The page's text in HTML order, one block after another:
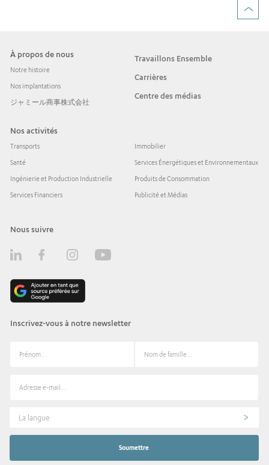
À propos de nous
Notre histoire
Nos implantations
ジャミール商事株式会社
Travaillons Ensemble
Carrières
Centre des médias
Nos activités
Transports
Santé
Ingénierie et Production Industrielle
Services Financiers
Immobilier
Services Énergétiques et Environnementaux
Produits de Consommation
Publicité et Médias
Nous suivre
Inscrivez-vous à notre newsletter
La langue